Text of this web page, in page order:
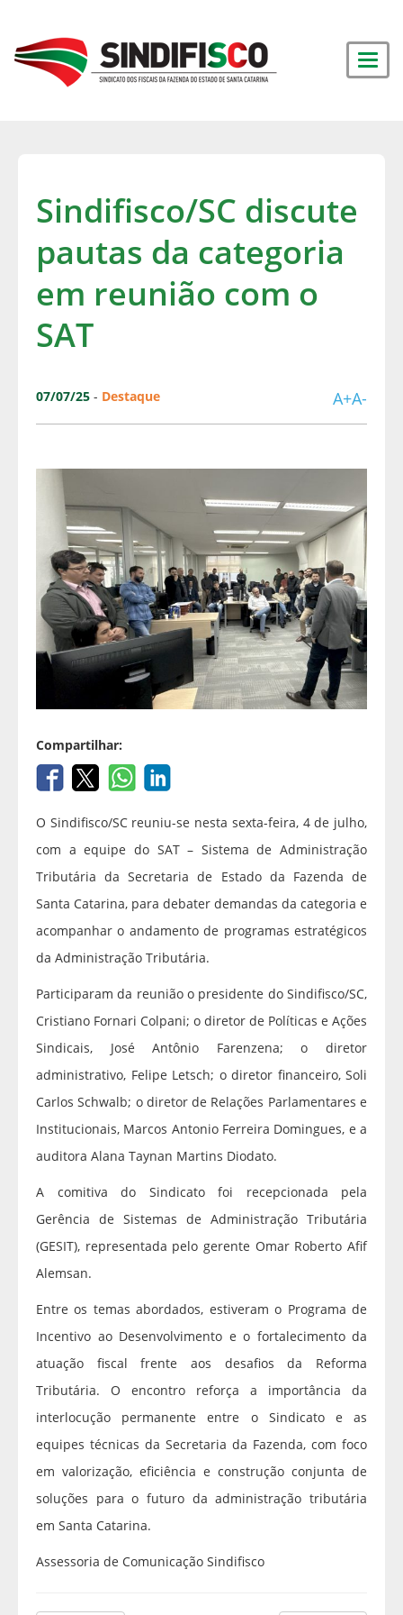
Sindifisco/SC discute
pautas da categoria
em reunião com o
SAT
07/07/25 - Destaque A+A-
Compartilhar:
O Sindifisco/SC reuniu-se nesta sexta-feira, 4 de julho,
com a equipe do SAT – Sistema de Administração
Tributária da Secretaria de Estado da Fazenda de
Santa Catarina, para debater demandas da categoria e
acompanhar o andamento de programas estratégicos
da Administração Tributária.
Participaram da reunião o presidente do Sindifisco/SC,
Cristiano Fornari Colpani; o diretor de Políticas e Ações
Sindicais, José Antônio Farenzena; o diretor
administrativo, Felipe Letsch; o diretor financeiro, Soli
Carlos Schwalb; o diretor de Relações Parlamentares e
Institucionais, Marcos Antonio Ferreira Domingues, e a
auditora Alana Taynan Martins Diodato.
A comitiva do Sindicato foi recepcionada pela
Gerência de Sistemas de Administração Tributária
(GESIT), representada pelo gerente Omar Roberto Afif
Alemsan.
Entre os temas abordados, estiveram o Programa de
Incentivo ao Desenvolvimento e o fortalecimento da
atuação fiscal frente aos desafios da Reforma
Tributária. O encontro reforça a importância da
interlocução permanente entre o Sindicato e as
equipes técnicas da Secretaria da Fazenda, com foco
em valorização, eficiência e construção conjunta de
soluções para o futuro da administração tributária
em Santa Catarina.
Assessoria de Comunicação Sindifisco